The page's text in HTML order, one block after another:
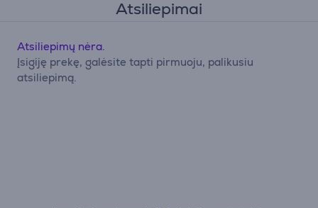
Atsiliepimai
Atsiliepimų nėra.
Įsigiję prekę, galėsite tapti pirmuoju, palikusiu
atsiliepimą.